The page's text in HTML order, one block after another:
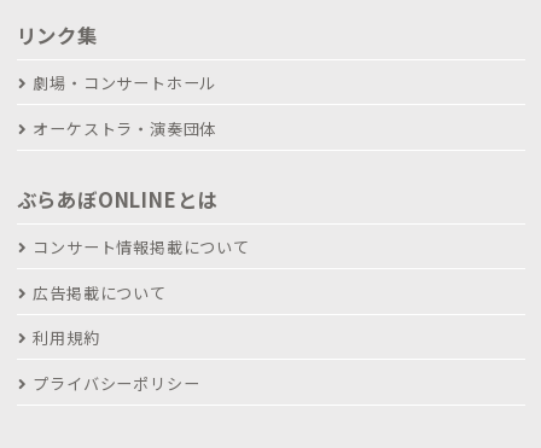
リンク集
劇場・コンサートホール
オーケストラ・演奏団体
ぶらあぼONLINEとは
コンサート情報掲載について
広告掲載について
利用規約
プライバシーポリシー